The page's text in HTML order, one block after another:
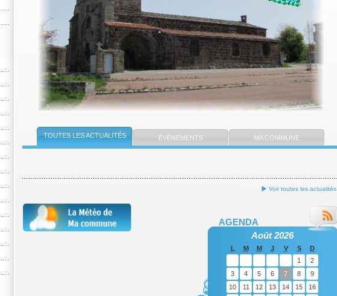
TOUTES LES ACTUALITÉS ÉVÈNEMENTS MA COMMUNE
Voir toutes les actualités
AGENDA
Août 2026
L M M J V S
D
1
2
3
4 5 6 7 8
9
10
11 12 13 14 15
16